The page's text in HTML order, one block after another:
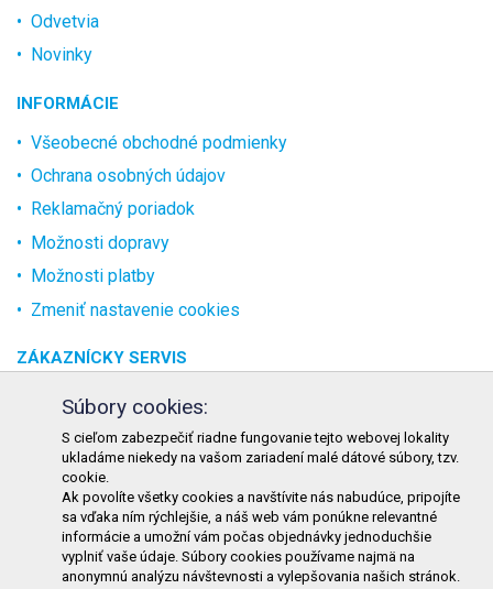
Odvetvia
Novinky
INFORMÁCIE
Všeobecné obchodné podmienky
Ochrana osobných údajov
Reklamačný poriadok
Možnosti dopravy
Možnosti platby
Zmeniť nastavenie cookies
ZÁKAZNÍCKY SERVIS
O spoločnosti
Kontakt
Odstúpenie od zmluvy online
KONTAKT
TURON GASTRO s.r.o.
Starohorského 4328/3
Súbory cookies:
S cieľom zabezpečiť riadne fungovanie tejto webovej lokality
ukladáme niekedy na vašom zariadení malé dátové súbory, tzv.
cookie.
Ak povolíte všetky cookies a navštívite nás nabudúce, pripojíte
sa vďaka ním rýchlejšie, a náš web vám ponúkne relevantné
informácie a umožní vám počas objednávky jednoduchšie
vyplniť vaše údaje. Súbory cookies používame najmä na
anonymnú analýzu návštevnosti a vylepšovania našich stránok.